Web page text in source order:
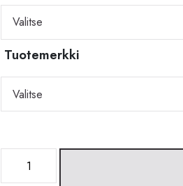
Tuotemerkki
Dolcezzan
kirjavakuvioitu